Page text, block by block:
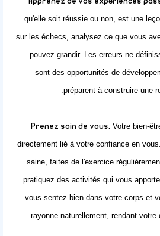
qu'elle soit réussie ou non, est une
sur les échecs, analysez ce que vous
pouvez grandir. Les erreurs ne
sont des opportunités de
préparent àconstruire une
Votre bien-
directement lié à votre confiance en
saine, faites de l'exercice
pratiquez des activités qui vous
vous sentez bien dans votre corps et
rayonne naturellement, rendant